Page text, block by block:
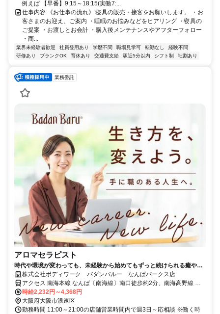
例えば 【早番】9:15～18:15(実働7:...
仕事内容 《お仕事の流れ》 寝具の販売・接客をお願いします。 ・お
客さまのお迎え、ご案内 ・睡眠のお悩みなどをヒアリング ・寝具の
ご提案 ・お渡しとお会計 ・購入後メンテナンスやアフターフォロー
・商...
業界未経験者歓迎 社員登用あり 学歴不問 職場見学可 転勤なし
経験不問
研修あり
ブランクOK 育休あり 交通費支給 駅近5分以内 シフト制 社割あり
業務委託
アロマセラピスト
時代や環境が変わっても、未経験から始めてもずっと続けられる癒やし
の仕事。手に職を身につけて、生き方を変えよう。
株式会社ボディワーク バダンバルー なんばパークス店
アクセス 南海本線 なんば〔南海線〕南口徒歩約2分、南海高野線 な
んば〔南海線〕南口徒歩約2分、OsakaMetro御堂筋線 なんば
〔Osaka5番口徒歩約5分 最寄駅：難波駅
時給2,232円～4,368円
大阪府大阪市浪速区
勤務時間 11:00～21:00の店舗営業時間内で週3日～応相談 ※働く時